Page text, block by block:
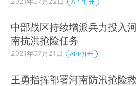
APP打开
中部战区持续增派兵力投入
南抗洪抢险任务
2021年07月21日 APP打开
王勇指挥部署河南防汛抢险救